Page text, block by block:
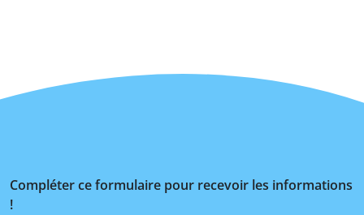
Compléter ce formulaire pour recevoir les informations
!